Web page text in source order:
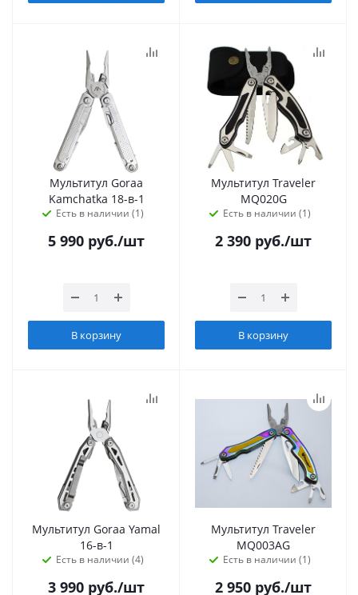
Мультитул Goraa
Kamchatka 18-в-1
Есть в наличии (1)
5 990 руб./шт
В корзину
Мультитул Traveler
MQ020G
Есть в наличии (1)
2 390 руб./шт
В корзину
Мультитул Goraa Yamal
16-в-1
Есть в наличии (4)
3 990 руб./шт
Мультитул Traveler
MQ003AG
Есть в наличии (1)
2 950 руб./шт